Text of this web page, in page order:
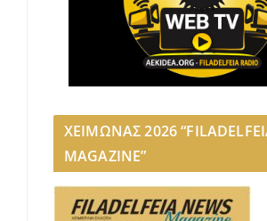
ΧΕΙΜΩΝΑΣ 2026
MAGAZINE”